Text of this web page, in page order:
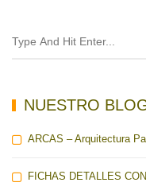
NUESTRO
ARCAS – Arquitectura
FICHAS DETALLES